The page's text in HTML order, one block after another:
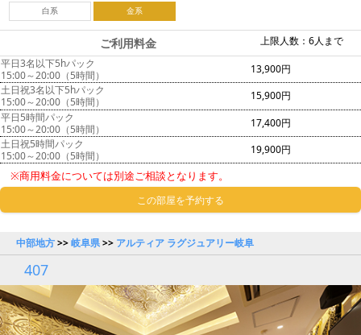
白系 金系
上限人数：6人まで
ご利用料金
平日3名以下5hパック
15:00～20:00（5時間）
13,900円
土日祝3名以下5hパック
15:00～20:00（5時間）
15,900円
平日5時間パック
15:00～20:00（5時間）
17,400円
土日祝5時間パック
15:00～20:00（5時間）
19,900円
※商用料金については別途ご相談となります。
この部屋を予約する
中部地方>>岐阜県>> アルティア ラグジュアリー岐阜
407